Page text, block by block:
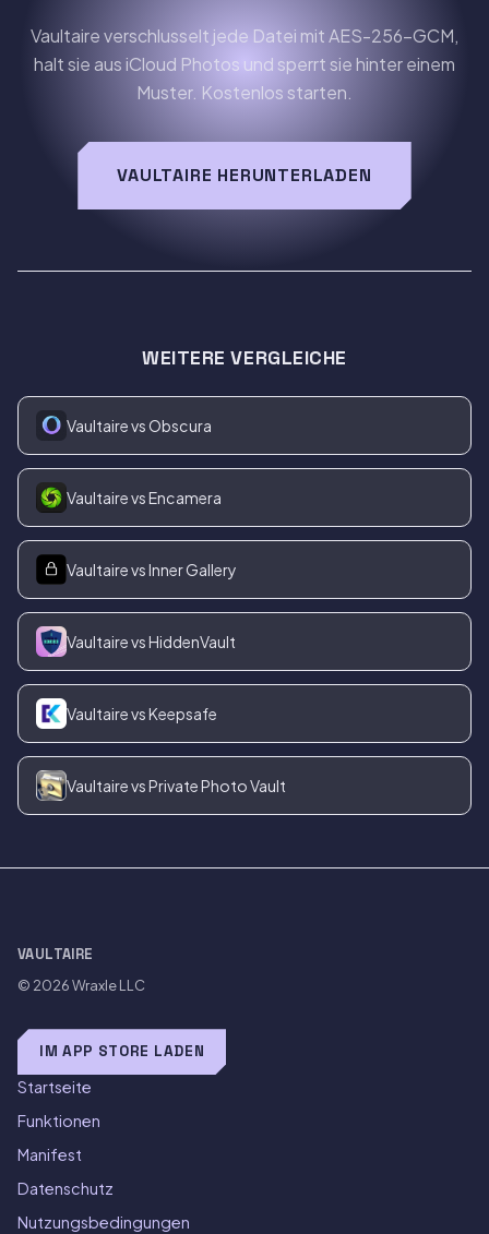
Vaultaire verschlusselt jede Datei mit AES-256-GCM,
halt sie aus iCloud Photos und sperrt sie hinter einem
Muster. Kostenlos starten.
VAULTAIRE HERUNTERLADEN
WEITERE VERGLEICHE
Vaultaire vs Obscura
Vaultaire vs Encamera
Vaultaire vs Inner Gallery
Vaultaire vs HiddenVault
Vaultaire vs Keepsafe
Vaultaire vs Private Photo Vault
VAULTAIRE
© 2026Wraxle LLC
IM APP STORE LADEN
Startseite
Funktionen
Manifest
Datenschutz
Nutzungsbedingungen